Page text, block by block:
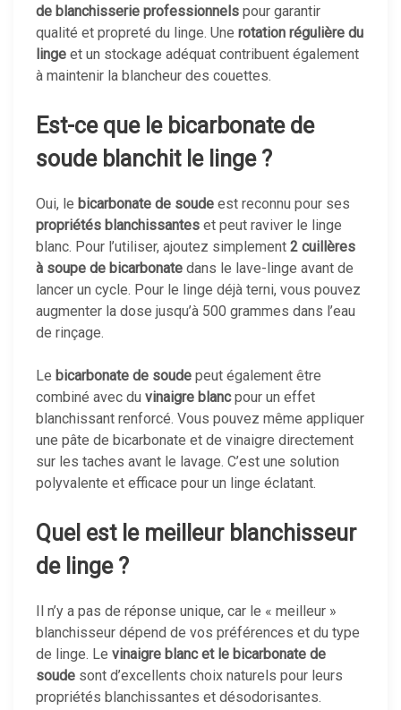
de blanchisserie professionnels pour garantir
qualité et propreté du linge. Une rotation régulière du
linge et un stockage adéquat contribuent également
à maintenir la blancheur des couettes.
Est-ce que le bicarbonate de
soude blanchit le linge ?
Oui, le bicarbonate de soude est reconnu pour ses
propriétés blanchissantes et peut raviver le linge
blanc. Pour l’utiliser, ajoutez simplement 2 cuillères
à soupe de bicarbonate dans le lave-linge avant de
lancer un cycle. Pour le linge déjà terni, vous pouvez
augmenter la dose jusqu’à 500 grammes dans l’eau
de rinçage.
Le bicarbonate de soude peut également être
combiné avec du vinaigre blancpour un effet
blanchissant renforcé. Vous pouvez même appliquer
une pâte de bicarbonate et de vinaigre directement
sur les taches avant le lavage. C’est une solution
polyvalente et efficace pour un linge éclatant.
Quel est le meilleur blanchisseur
de linge ?
Il n’y a pas de réponse unique, car le « meilleur »
blanchisseur dépend de vos préférences et du type
de linge. Le vinaigre blanc et le bicarbonate de
soude sont d’excellents choix naturels pour leurs
propriétés blanchissantes et désodorisantes.